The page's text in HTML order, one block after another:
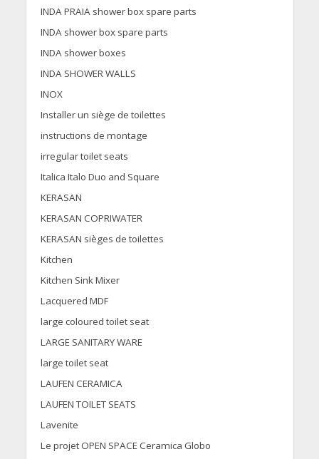
INDA PRAIA shower box spare parts
INDA shower box spare parts
INDA shower boxes
INDA SHOWER WALLS
INOX
Installer un siège de toilettes
instructions de montage
irregular toilet seats
Italica Italo Duo and Square
KERASAN
KERASAN COPRIWATER
KERASAN sièges de toilettes
Kitchen
Kitchen Sink Mixer
Lacquered MDF
large coloured toilet seat
LARGE SANITARY WARE
large toilet seat
LAUFEN CERAMICA
LAUFEN TOILET SEATS
Lavenite
Le projet OPEN SPACE Ceramica Globo